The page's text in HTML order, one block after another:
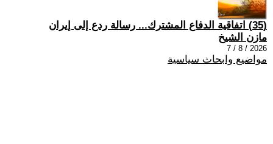
(35) اتفاقية الدفاع المشترك... رسالة ردع إلى إيران
مازن الشيخ
2026 / 8 / 7
مواضيع وابحاث سياسية